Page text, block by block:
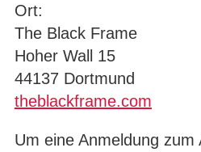
Ort:
The Black Frame
Hoher Wall 15
44137 Dortmund
theblackframe.com
Um eine Anmeldung zum